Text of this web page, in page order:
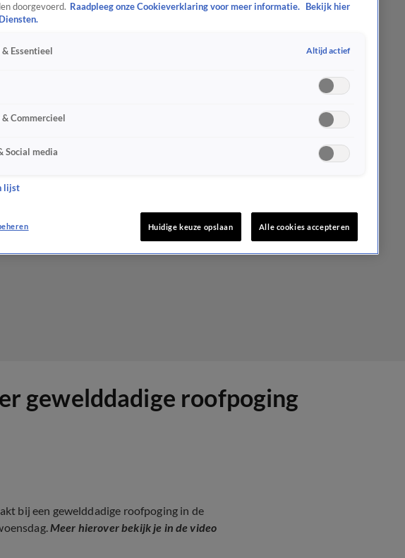
gewelddadige roofpoging
bij een gewelddadige roofpoging in de
Meer hierover bekijk je in de video
doorgevoerd. Raadpleeg onze Cookieverklaring voor meer informatie.
Bekijk hier
Essentieel Altijd actief
Commercieel
Social media
lijst
Huidige keuze opslaan Alle cookies accepteren